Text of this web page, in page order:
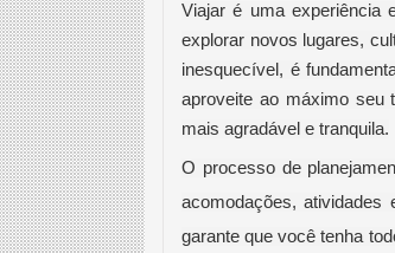
Viajar é uma experiência
explorar novos lugares,
inesquecível, é
aproveite ao máximo seu
mais agradável e tranquila.
O processo de
acomodações, atividades
garante que você tenha